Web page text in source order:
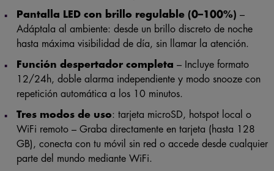
Pantalla LED con brillo regulable (0–100%) –
Adáptala al ambiente: desde un brillo discreto de noche
hasta máxima visibilidad de día, sin llamar la atención.
Función despertador completa – Incluye formato
12/24h, doble alarma independiente y modo snooze con
repetición automática a los 10 minutos.
Tres modos de uso: tarjeta microSD, hotspot local o
WiFi remoto – Graba directamente en tarjeta (hasta 128
GB), conecta con tu móvil sin red o accede desde cualquier
parte del mundo mediante WiFi.